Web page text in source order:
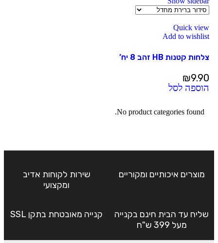
Quick view
Add to wishlist
צלחות קטנות HB זהב 8 יח’
₪9.90
הוספה לסל
No product categories found.
מוצרים איכותיים ומקוריים
שירות לקוחות אדיב
ומקצועי
שליח עד הבית חינם בקנייה
מעל 399 ש"ח
קנייה מאובטחת בתקן SSL